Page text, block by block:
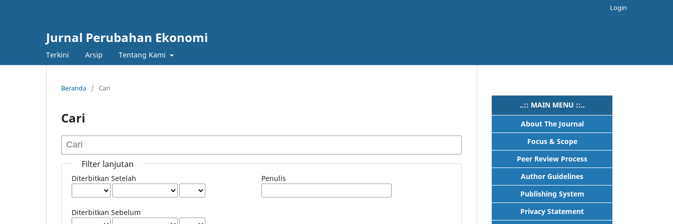
Jurnal Perubahan Ekonomi
Terkini Arsip Tentang Kami
Login
Beranda / Cari
Cari
Filter lanjutan
Diterbitkan Setelah
Diterbitkan Sebelum
Penulis
..:: MAIN MENU ::..
About The Journal
Focus & Scope
Peer Review Process
Author Guidelines
Publishing System
Privacy Statement